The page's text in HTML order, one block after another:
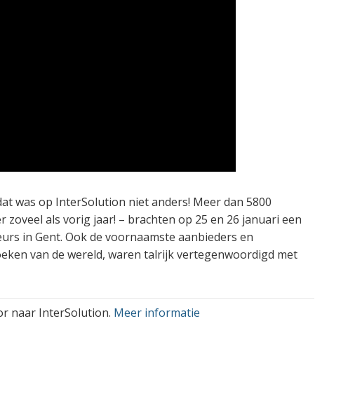
was op InterSolution niet anders! Meer dan 5800
zoveel als vorig jaar! – brachten op 25 en 26 januari een
in Gent. Ook de voornaamste aanbieders en
van de wereld, waren talrijk vertegenwoordigd met
naar InterSolution. Meer informatie